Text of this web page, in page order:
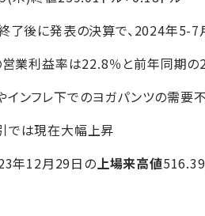
了後に発表の決算で、2024年5-
営業利益率は22.8％と前年同期の
インフレ下でのヨガパンツの需
では現在大幅上昇
年12月29日の上場来高値